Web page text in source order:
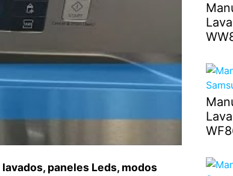
lavados, paneles Leds, modos